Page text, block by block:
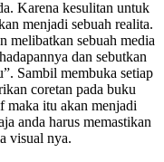
Karena kesulitan untuk
menjadi sebuah realita.
melibatkan sebuah media
dan sebutkan
Sambil membuka setiap
coretan pada buku
maka itu akan menjadi
anda harus memastikan
visual nya.